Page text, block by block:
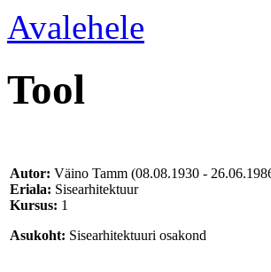
Avalehele
Tool
Autor: Väino Tamm (08.08.1930 -
Eriala: Sisearhitektuur
Kursus: 1
Asukoht: Sisearhitektuuri osakond